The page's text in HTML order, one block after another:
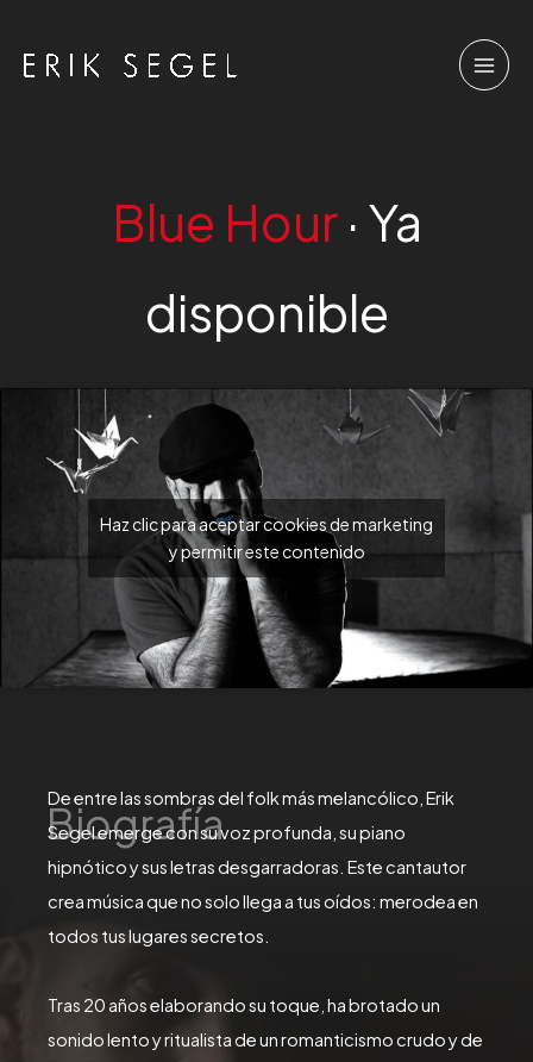
contenido
Blue Hour· Ya
disponible
Haz clic para aceptar cookies de marketing
y permitir este contenido
Biografía
De entre las sombras del folk más melancólico, Erik
Segel emerge con su voz profunda, su piano
hipnótico y sus letras desgarradoras. Este cantautor
crea música que no solo llega a tus oídos: merodea en
todos tus lugares secretos.
Tras 20 años elaborando su toque, ha brotado un
sonido lento y ritualista de un romanticismo crudo y de